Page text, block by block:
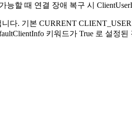
능할 때 연결 장애 복구 시
다. 기본 CURRENT
키워드가 True 로 설정된